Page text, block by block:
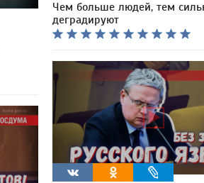
Чем больше людей, тем
деградируют